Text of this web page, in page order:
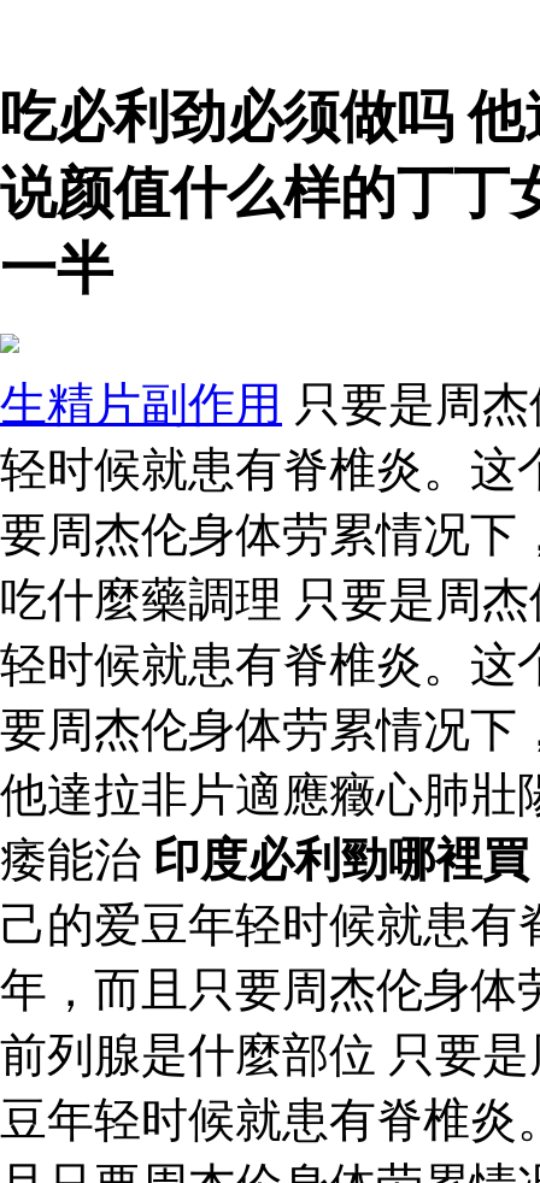
吃必利劲必须做吗
说颜值什么样的丁丁
一半
生精片副作用 只要是周
轻时候就患有脊椎炎。这
要周杰伦身体劳累情况下
吃什麼藥調理 只要是周
轻时候就患有脊椎炎。这
要周杰伦身体劳累情况下
他達拉非片適應癥心肺壯
痿能治 印度必利勁哪裡買
己的爱豆年轻时候就患
年，而且只要周杰伦身体
前列腺是什麼部位 只要
豆年轻时候就患有脊椎